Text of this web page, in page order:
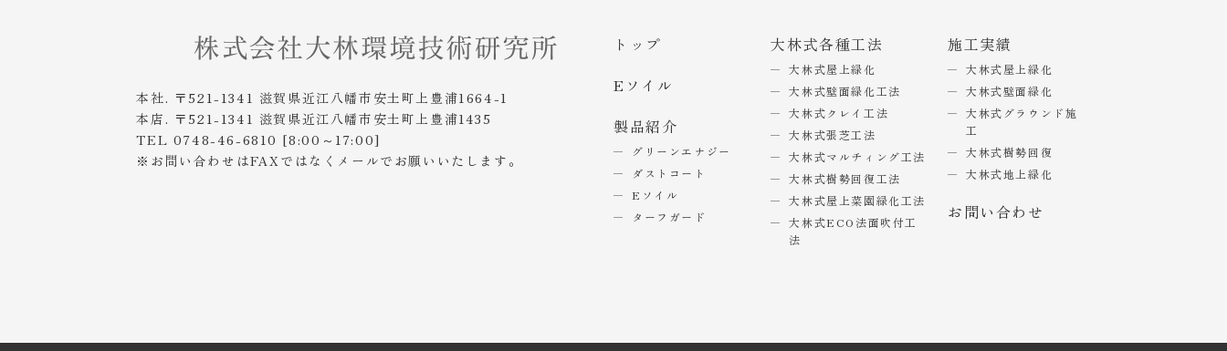
本社. 〒521-1341 滋賀県近江八幡市安土町上豊浦1664-1
本店. 〒521-1341 滋賀県近江八幡市安土町上豊浦1435
TEL 0748-46-6810 [8:00～17:00]
※お問い合わせはFAXではなくメールでお願いいたします。
トップ
Eソイル
製品紹介
グリーンエナジー
ダストコート
Eソイル
ターフガード
大林式各種工法
大林式屋上緑化
大林式壁面緑化工法
大林式クレイ工法
大林式張芝工法
大林式マルチィング工法
大林式樹勢回復工法
大林式屋上菜園緑化工法
大林式ECO法面吹付工
法
施工実績
大林式屋上緑化
大林式壁面緑化
大林式グラウンド施
工
大林式樹勢回復
大林式地上緑化
お問い合わせ